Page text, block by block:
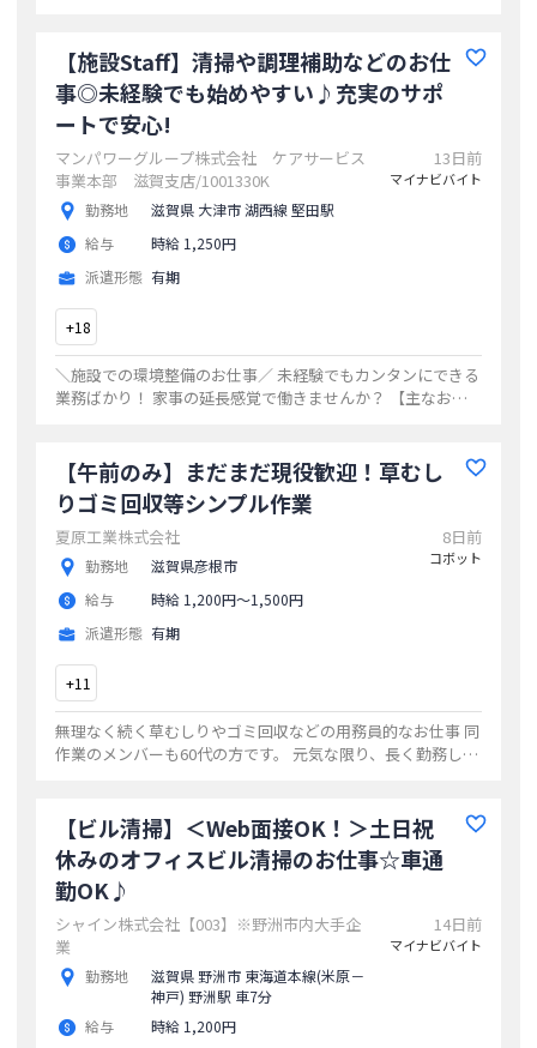
【施設Staff】清掃や調理補助などのお仕
事◎未経験でも始めやすい♪充実のサポ
ートで安心!
マンパワーグループ株式会社 ケアサービス
事業本部 滋賀支店/1001330K
勤務地
滋賀県 大津市 湖西線 堅田駅
給与
時給 1,250円
派遣形態 有期
13日前
マイナビバイト
+18
＼施設での環境整備のお仕事／ 未経験でもカンタンにできる
業務ばかり！ 家事の延長感覚で働きませんか？ 【主なお仕
【午前のみ】まだまだ現役歓迎！草むし
りゴミ回収等シンプル作業
夏原工業株式会社
勤務地
滋賀県彦根市
給与
時給 1,200円〜1,500円
派遣形態 有期
8日前
コボット
+11
無理なく続く草むしりやゴミ回収などの用務員的なお仕事 同
作業のメンバーも60代の方です。 元気な限り、長く勤務して
【ビル清掃】＜Web面接OK！＞土日祝
休みのオフィスビル清掃のお仕事☆車通
勤OK♪
シャイン株式会社【003】※野洲市内大手企
業
勤務地
滋賀県 野洲市 東海道本線(米原－
神戸) 野洲駅 車7分
給与
時給 1,200円
14日前
マイナビバイト